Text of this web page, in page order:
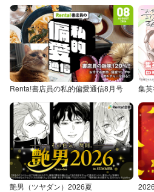
Renta!書店員の私的偏愛通信8月号 集
艶男（ツヤダン）2026夏